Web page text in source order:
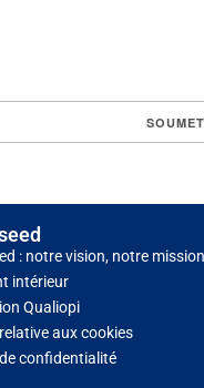
: notre vision, notre mission
intérieur
Qualiopi
aux cookies
confidentialité